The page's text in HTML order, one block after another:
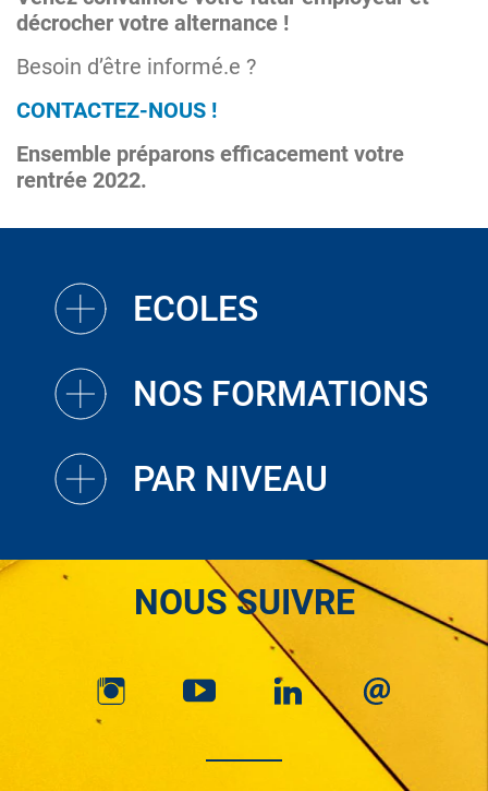
décrocher votre alternance !
Besoin d’être informé.e ?
CONTACTEZ-NOUS !
Ensemble préparons efficacement votre
rentrée 2022.
ECOLES
NOS FORMATIONS
PAR NIVEAU
NOUS SUIVRE